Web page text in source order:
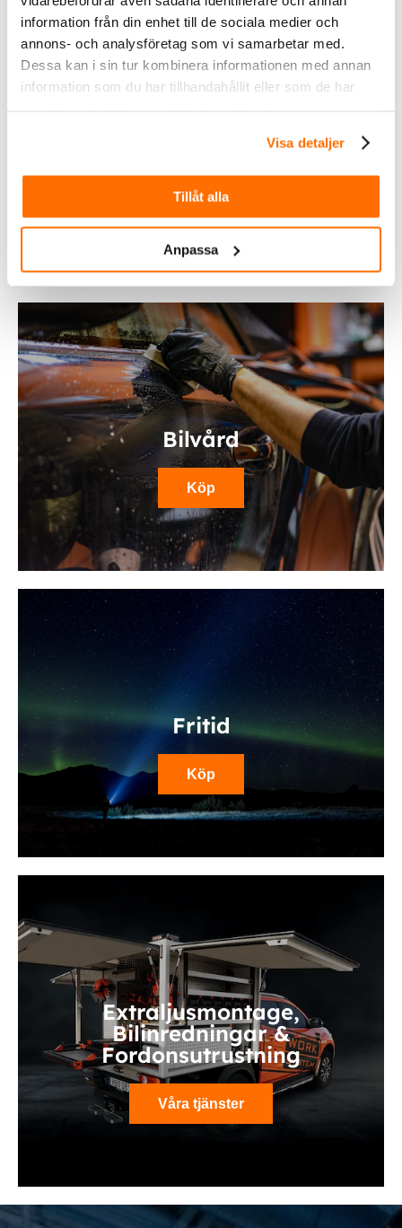
information från din enhet till de sociala medier och
annons- och analysföretag som vi samarbetar med.
Dessa kan i sin tur kombinera informationen med annan
information som du har tillhandahållit eller som de har
Visa detaljer
Tillåt alla
Anpassa
Fordonsbelysning
Köp
Fritid
Köp
Bilvård
Köp
Extraljusmontage,
Bilinredningar &
Fordonsutrustning
Våra tjänster